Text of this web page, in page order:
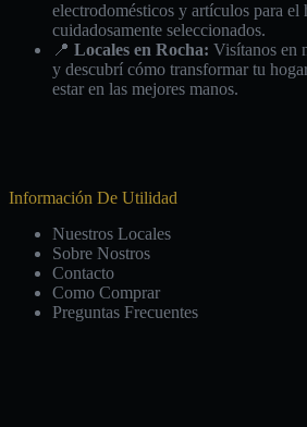
electrodomésticos y artículos para el
cuidadosamente seleccionados.
📍 Locales en Rocha: Visítanos en
y descubrí cómo transformar tu
estar en las mejores manos.
Información De Utilidad
Nuestros Locales
Sobre Nostros
Contacto
Como Comprar
Preguntas Frecuentes